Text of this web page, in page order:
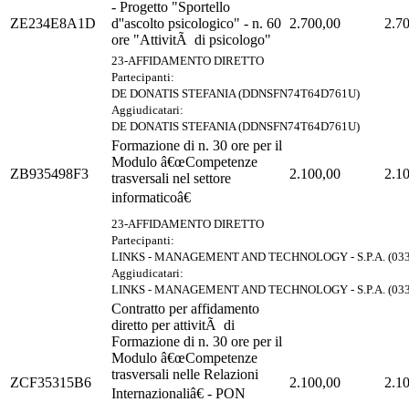
ZE234E8A1D
- Progetto "Sportello
d''ascolto psicologico" - n. 60
ore "AttivitÃ di psicologo"
2.700,00
23-AFFIDAMENTO DIRETTO
Partecipanti:
DE DONATIS STEFANIA (DDNSFN74T64D761U)
Aggiudicatari:
DE DONATIS STEFANIA (DDNSFN74T64D761U)
ZB935498F3
Formazione di n. 30 ore per il
Modulo â€œCompetenze
trasversali nel settore
informaticoâ€
2.100,00
23-AFFIDAMENTO DIRETTO
Partecipanti:
LINKS - MANAGEMENT AND TECHNOLOGY - S.P.A.
Aggiudicatari:
LINKS - MANAGEMENT AND TECHNOLOGY - S.P.A.
ZCF35315B6
Contratto per affidamento
diretto per attivitÃ di
Formazione di n. 30 ore per il
Modulo â€œCompetenze
trasversali nelle Relazioni
Internazionaliâ€ - PON
2.100,00